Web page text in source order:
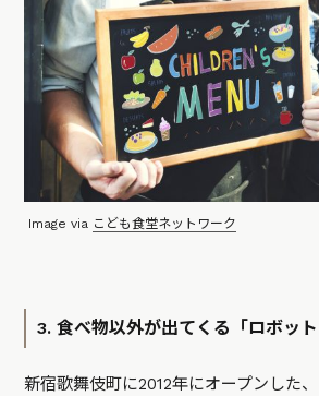
Image via こども食堂ネットワーク
3. 食べ物以外が出てくる「ロボット
新宿歌舞伎町に2012年にオープンした